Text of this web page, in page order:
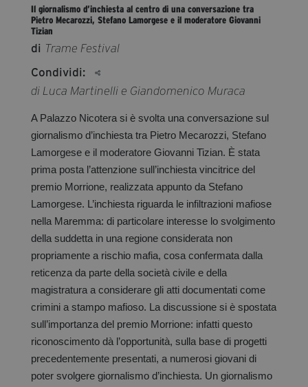
segreteria@tramefestival.it
info@tramefestival.it
+39 346 954 4078
Il giornalismo d’inchiesta al centro di una conversazione tra
Pietro Mecarozzi, Stefano Lamorgese e il moderatore Giovanni
Tizian
di Trame Festival
Condividi:
di Luca Martinelli e Giandomenico Muraca
A Palazzo Nicotera si è svolta una conversazione sul
giornalismo d’inchiesta tra Pietro Mecarozzi, Stefano
Lamorgese e il moderatore Giovanni Tizian. È stata
prima posta l’attenzione sull’inchiesta vincitrice del
premio Morrione, realizzata appunto da Stefano
Lamorgese. L’inchiesta riguarda le infiltrazioni mafiose
nella Maremma: di particolare interesse lo svolgimento
della suddetta in una regione considerata non
propriamente a rischio mafia, cosa confermata dalla
reticenza da parte della società civile e della
magistratura a considerare gli atti documentati come
crimini a stampo mafioso. La discussione si è spostata
sull’importanza del premio Morrione: infatti questo
riconoscimento dà l’opportunità, sulla base di progetti
precedentemente presentati, a numerosi giovani di
poter svolgere giornalismo d’inchiesta. Un giornalismo